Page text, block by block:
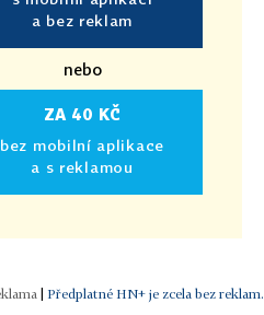
a bez reklam
nebo
ZA 40 KČ
bez mobilní aplikace
a s reklamou
| Předplatné HN+ je zcela bez reklam.